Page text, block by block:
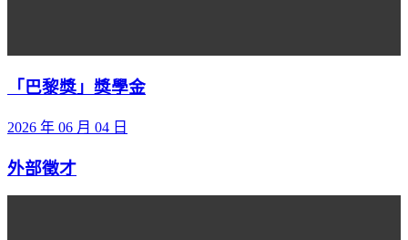
「巴黎獎」獎學金
2026 年 06 月 04 日
外部徵才